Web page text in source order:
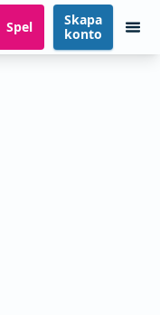
Spel
Skapa
konto